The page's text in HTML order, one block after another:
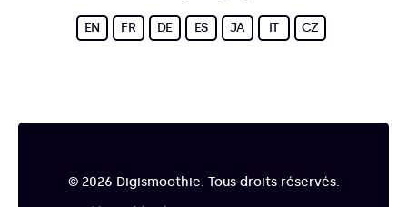
EN FR DE ES JA IT CZ
© 2026 Digismoothie. Tous droits réservés.